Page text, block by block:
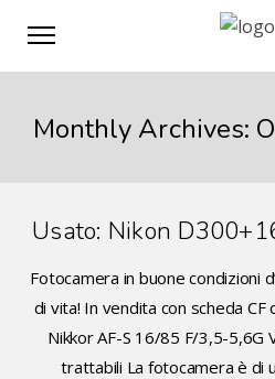
Monthly Archives:
Usato: Nikon
Fotocamera in buone condizioni
di vita! In vendita con scheda
Nikkor AF-S 16/85 F/3,5-5,6G
trattabili La fotocamera è di